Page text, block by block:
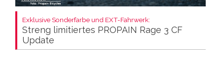
Exklusive Sonderfarbe und EXT-Fahrwerk:
Streng limitiertes PROPAIN Rage 3 CF
Update